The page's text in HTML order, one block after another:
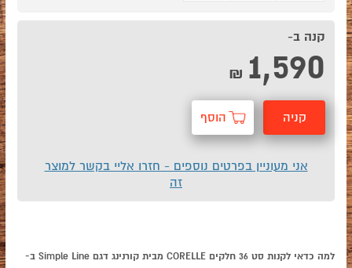
קנה ב-
1,590
₪
קניה הוסף
אני מעוניין בפרטים נוספים - חזרו אליי בקשר למוצר
זה
למה כדאי לקנות סט 36 חלקים CORELLE מבית קורנינג דגם Simple Line ב-